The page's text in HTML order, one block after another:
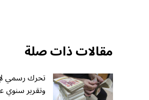
مقالات ذات صلة
تحرك رسمي
وتقرير سنوي